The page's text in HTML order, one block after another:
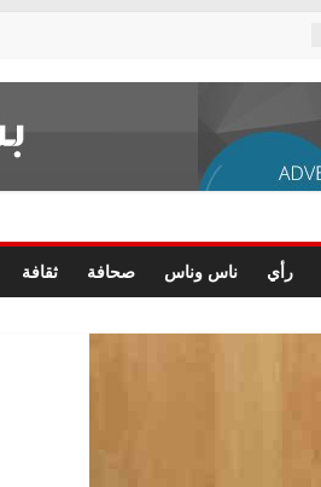
رأي ناس وناس صحافة ثقافة